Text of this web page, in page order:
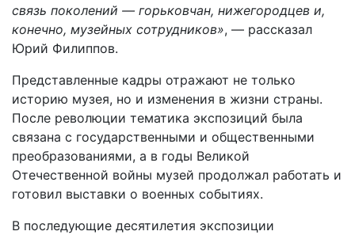
связь поколений — горьковчан, нижегородцев и,
конечно, музейных сотрудников», — рассказал
Юрий Филиппов.
Представленные кадры отражают не только
историю музея, но и изменения в жизни страны.
После революции тематика экспозиций была
связана с государственными и общественными
преобразованиями, а в годы Великой
Отечественной войны музей продолжал работать и
готовил выставки о военных событиях.
В последующие десятилетия экспозиции